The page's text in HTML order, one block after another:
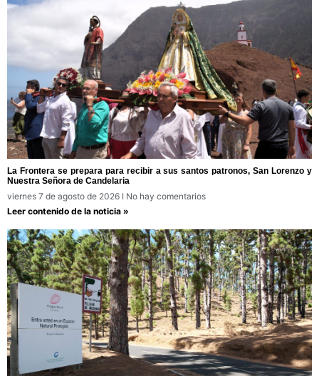
La Frontera se prepara para recibir a sus santos patronos, San Lorenzo y
Nuestra Señora de Candelaria
viernes 7 de agosto de 2026
No hay comentarios
Leer contenido de la noticia »